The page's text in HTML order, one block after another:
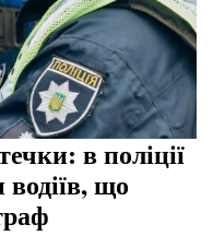
в поліції
що